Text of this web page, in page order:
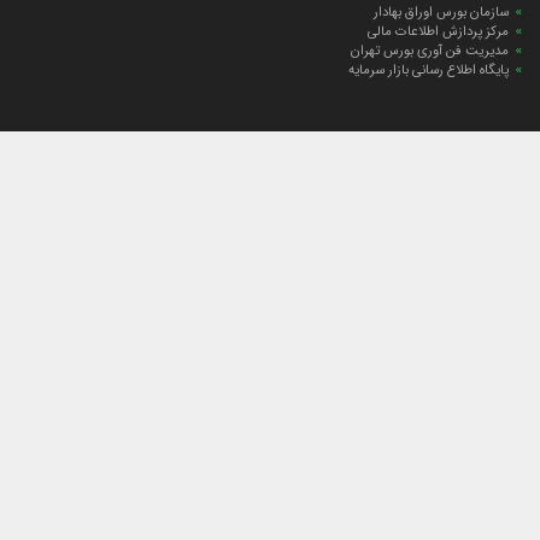
سازمان بورس اوراق بهادار
مرکز پردازش اطلاعات مالی
مدیریت فن آوری بورس تهران
پایگاه اطلاع رسانی بازار سرمایه
ارتباط با صندوق